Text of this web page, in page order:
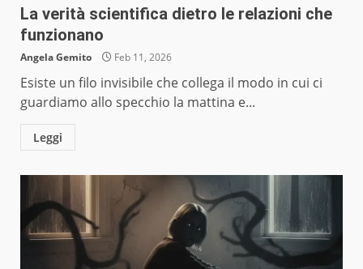
La verità scientifica dietro le relazioni che
funzionano
Angela Gemito Feb 11, 2026
Esiste un filo invisibile che collega il modo in cui ci
guardiamo allo specchio la mattina e...
Leggi